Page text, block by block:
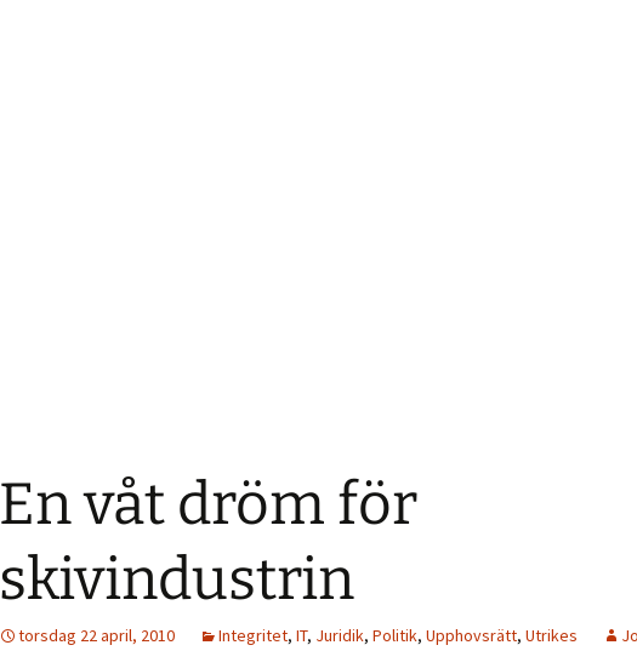
En våt dröm för
skivindustrin
torsdag 22 april, 2010 Integritet, IT, Juridik, Politik, Upphovsrätt, Utrikes